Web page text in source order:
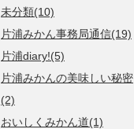
未分類(10)
片浦みかん事務局通信(19)
片浦diary!(5)
片浦みかんの美味しい秘密
(2)
おいしくみかん道(1)